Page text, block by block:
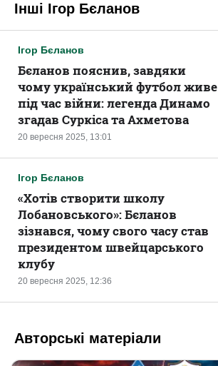
Інші Ігор Бєланов
Ігор Бєланов
20 вересня 2025, 13:01
Бєланов пояснив, завдяки
чому український футбол живе
під час війни: легенда Динамо
згадав Суркіса та Ахметова
Ігор Бєланов
20 вересня 2025, 12:36
«‎Хотів створити школу
Лобановського»: Бєланов
зізнався, чому свого часу став
президентом швейцарського
клубу
Авторські матеріали